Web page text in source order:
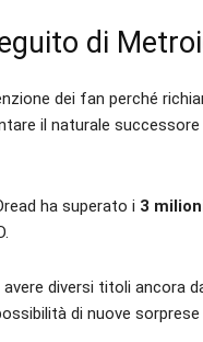
di
dei fan perché
il naturale successore
ha superato i 3
diversi titoli ancora
di nuove